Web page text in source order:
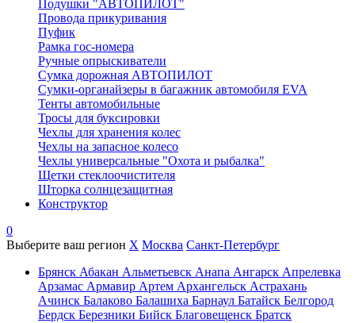
Подушки "АВТОПИЛОТ"
Провода прикуривания
Пуфик
Рамка гос-номера
Ручные опрыскиватели
Сумка дорожная АВТОПИЛОТ
Сумки-органайзеры в багажник автомобиля EVA
Тенты автомобильные
Тросы для буксировки
Чехлы для хранения колес
Чехлы на запасное колесо
Чехлы универсальные "Охота и рыбалка"
Щетки стеклоочистителя
Шторка солнцезащитная
Конструктор
0
Выберите ваш регион X Москва Санкт-Петербург
Брянск Абакан Альметьевск Анапа Ангарск Апрелевка
Арзамас Армавир Артем Архангельск Астрахань
Ачинск Балаково Балашиха Барнаул Батайск Белгород
Бердск Березники Бийск Благовещенск Братск